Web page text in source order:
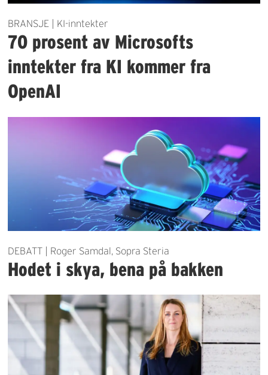
BRANSJE | KI-inntekter
70 prosent av Microsofts
inntekter fra KI kommer fra
OpenAI
DEBATT | Roger Samdal, Sopra Steria
Hodet i skya, bena på bakken